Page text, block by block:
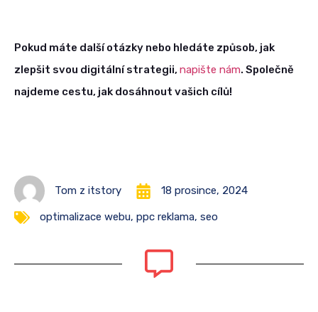
Pokud máte další otázky nebo hledáte způsob, jak
zlepšit svou digitální strategii, napište nám. Společně
najdeme cestu, jak dosáhnout vašich cílů!
Tom z itstory 18 prosince, 2024
optimalizace webu, ppc reklama, seo